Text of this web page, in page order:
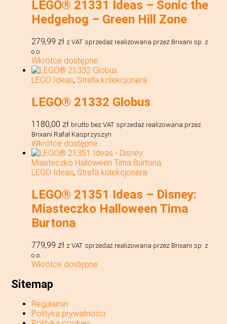
LEGO® 21331 Ideas – Sonic the
Hedgehog – Green Hill Zone
279,99 zł z VAT sprzedaż realizowana przez Brixani sp. z
o.o.
Wkrótce dostępne
LEGO Ideas, Strefa kolekcjonera
LEGO® 21332 Globus
1180,00 zł brutto bez VAT sprzedaż realizowana przez
Brixani Rafał Kasprzyszyn
Wkrótce dostępne
LEGO Ideas, Strefa kolekcjonera
LEGO® 21351 Ideas – Disney:
Miasteczko Halloween Tima
Burtona
779,99 zł z VAT sprzedaż realizowana przez Brixani sp. z
o.o.
Wkrótce dostępne
Sitemap
Regulamin
Polityka prywatności